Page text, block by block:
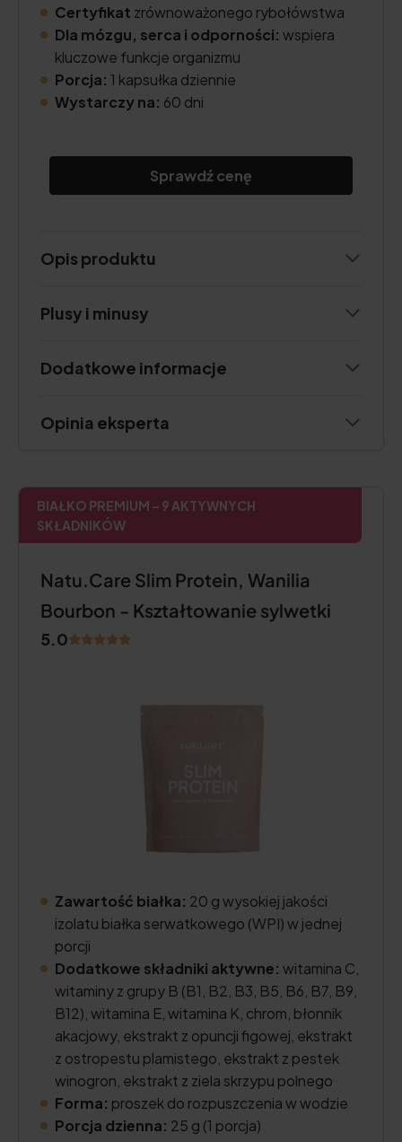
Certyfikat zrównoważonego rybołówstwa
Dla mózgu, serca i odporności: wspiera
kluczowe funkcje organizmu
Porcja: 1 kapsułka dziennie
Wystarczy na: 60 dni
Sprawdź cenę
Opis produktu
Plusy i minusy
Dodatkowe informacje
Opinia eksperta
BIAŁKO PREMIUM – 9 AKTYWNYCH
SKŁADNIKÓW
Natu.Care Slim Protein, Wanilia
Bourbon - Kształtowanie sylwetki
5.0
Zawartość białka: 20 g wysokiej jakości
izolatu białka serwatkowego (WPI) w jednej
porcji
Dodatkowe składniki aktywne: witamina C,
witaminy z grupy B (B1, B2, B3, B5, B6, B7, B9,
B12), witamina E, witamina K, chrom, błonnik
akacjowy, ekstrakt z opuncji figowej, ekstrakt
z ostropestu plamistego, ekstrakt z pestek
winogron, ekstrakt z ziela skrzypu polnego
Forma: proszek do rozpuszczenia w wodzie
Porcja dzienna: 25 g (1 porcja)